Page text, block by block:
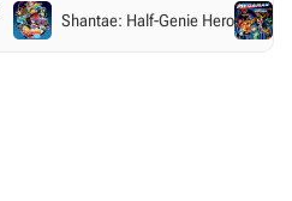
Shantae: Half-Genie Hero